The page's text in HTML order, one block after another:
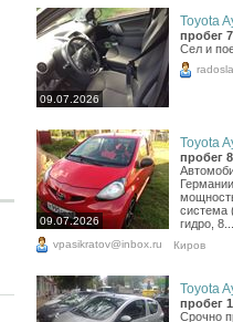
09.07.2026
Toyota
пробег
Сел и
09.07.2026
Toyota
пробег
система
гидро, 8...
vpasikratov@inbox.ru Киров
Toyota
пробег
Срочно